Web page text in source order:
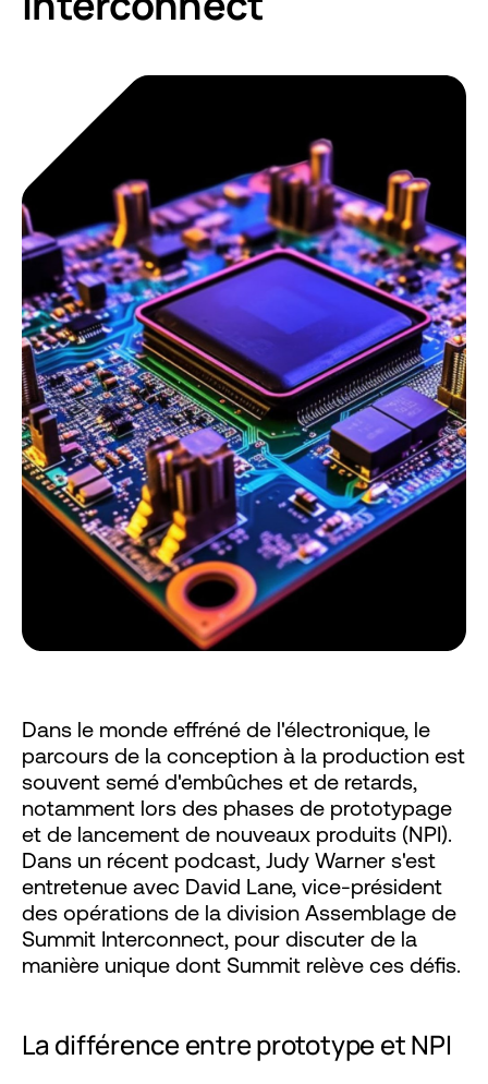
Dans le monde effréné de l'électronique, le
parcours de la conception à la production est
souvent semé d'embûches et de retards,
notamment lors des phases de prototypage
et de lancement de nouveaux produits (NPI).
Dans un récent podcast, Judy Warner s'est
entretenue avec David Lane, vice-président
des opérations de la division Assemblage de
Summit Interconnect, pour discuter de la
manière unique dont Summit relève ces défis.
La différence entre prototype et NPI